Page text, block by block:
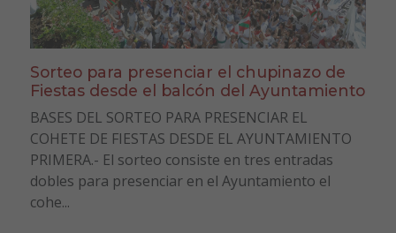
Sorteo para presenciar el chupinazo de
Fiestas desde el balcón del Ayuntamiento
BASES DEL SORTEO PARA PRESENCIAR EL
COHETE DE FIESTAS DESDE EL AYUNTAMIENTO
PRIMERA.- El sorteo consiste en tres entradas
dobles para presenciar en el Ayuntamiento el
cohe...